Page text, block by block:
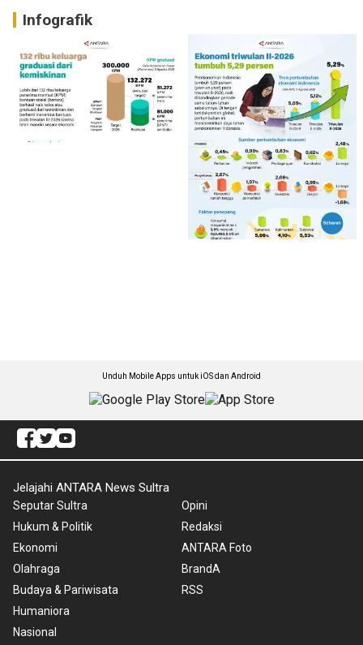
Infografik
Unduh Mobile Apps untuk iOS dan Android
Jelajahi ANTARA News Sultra
Seputar Sultra
Hukum & Politik
Ekonomi
Olahraga
Budaya & Pariwisata
Humaniora
Nasional
Opini
Redaksi
ANTARA Foto
BrandA
RSS